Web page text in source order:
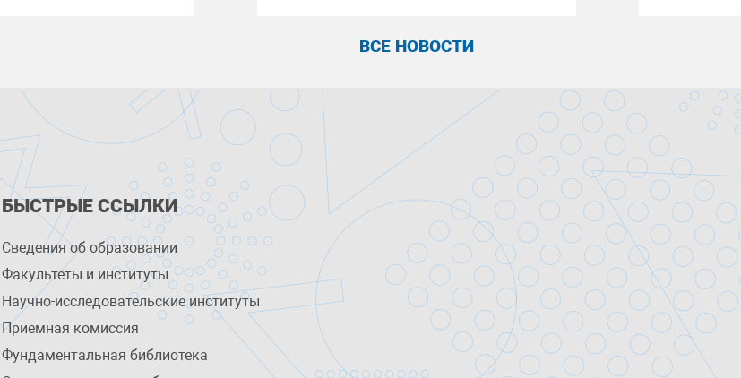
ВСЕ НОВОСТИ
БЫСТРЫЕ ССЫЛКИ
Сведения об образовании
Факультеты и институты
Научно-исследовательские институты
Приемная комиссия
Фундаментальная библиотека